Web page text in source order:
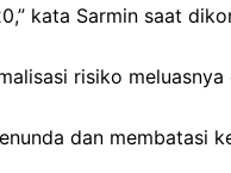
kata Sarmin saat
risiko
dan membatasi